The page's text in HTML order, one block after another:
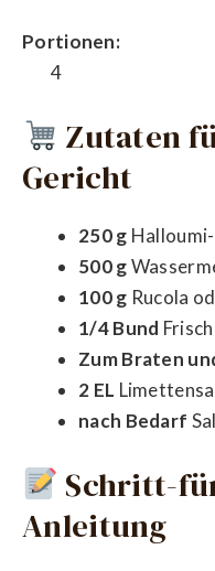
Portionen:
4
Zutaten
Gericht
250 g
500 g
100 g Rucola
1/4 Bund
Zum Braten
2 EL
nach Bedarf
Schritt-
Anleitung